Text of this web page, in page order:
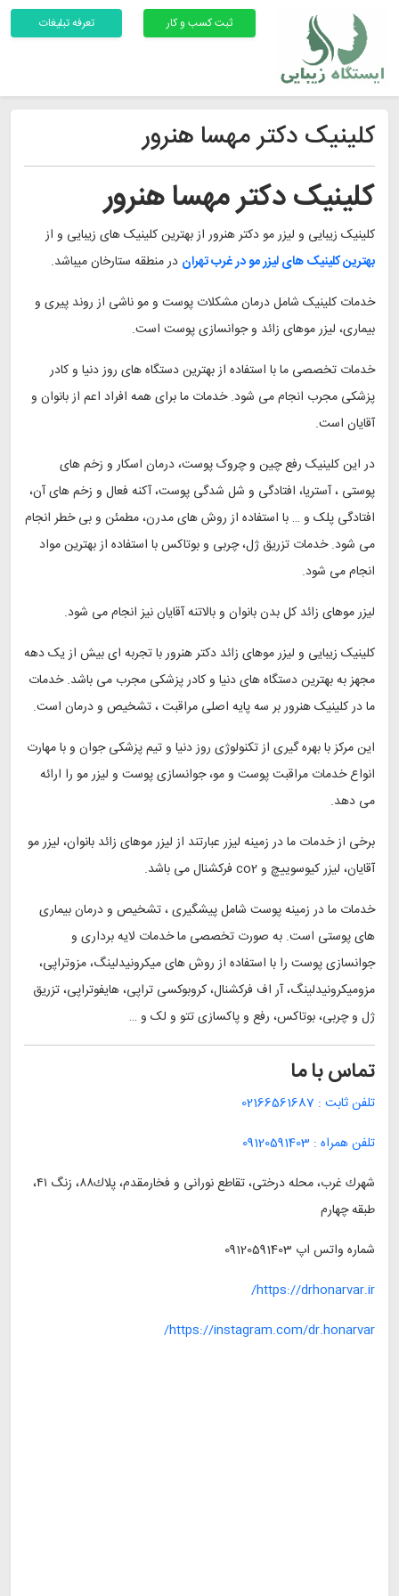
ثبت کسب و کار تعرفه تبلیغات
کلینیک دکتر مهسا هنرور
کلینیک دکتر مهسا هنرور
کلینیک زیبایی و لیزر مو دکتر هنرور از بهترین کلینیک های زیبایی و از
بهترین کلینیک های لیزر مو در غرب تهران در منطقه ستارخان میباشد.
خدمات کلینیک شامل درمان مشکلات پوست و مو ناشی از روند پیری و
بیماری، لیزر موهای زائد و جوانسازی پوست است.
خدمات تخصصی ما با استفاده از بهترین دستگاه های روز دنیا و کادر
پزشکی مجرب انجام می شود. خدمات ما برای همه افراد اعم از بانوان و
آقایان است.
در این کلینیک رفع چین و چروک پوست، درمان اسکار و زخم های
پوستی ، آستریا، افتادگی و شل شدگی پوست، آکنه فعال و زخم های آن،
افتادگی پلک و … با استفاده از روش های مدرن، مطمئن و بی خطر انجام
می شود. خدمات تزریق ژل، چربی و بوتاکس با استفاده از بهترین مواد
انجام می شود.
لیزر موهای زائد کل بدن بانوان و بالاتنه آقایان نیز انجام می شود.
کلینیک زیبایی و لیزر موهای زائد دکتر هنرور با تجربه ای بیش از یک دهه
مجهز به بهترین دستگاه های دنیا و کادر پزشکی مجرب می باشد. خدمات
ما در کلینیک هنرور بر سه پایه اصلی مراقبت ، تشخیص و درمان است.
این مرکز با بهره گیری از تکنولوژی روز دنیا و تیم پزشکی جوان و با مهارت
انواع خدمات مراقبت پوست و مو، جوانسازی پوست و لیزر مو را ارائه
می دهد.
برخی از خدمات ما در زمینه لیزر عبارتند از لیزر موهای زائد بانوان، لیزر مو
آقایان، لیزر کیوسوییچ و co2 فرکشنال می باشد.
خدمات ما در زمینه پوست شامل پیشگیری ، تشخیص و درمان بیماری
های پوستی است. به صورت تخصصی ما خدمات لایه برداری و
جوانسازی پوست را با استفاده از روش های میکرونیدلینگ، مزوتراپی،
مزومیکرونیدلینگ، آر اف فرکشنال، کروبوکسی تراپی، هایفوتراپی، تزریق
ژل و چربی، بوتاکس، رفع و پاکسازی تتو و لک و …
تماس با ما
تلفن ثابت : 02166561687
تلفن همراه : 09120591403
شهرك غرب، محله درختى، تقاطع نورانى و فخارمقدم، پلاك٨٨، زنگ ٤١،
طبقه چهارم
شماره واتس اپ 09120591403
https://drhonarvar.ir/
https://instagram.com/dr.honarvar/